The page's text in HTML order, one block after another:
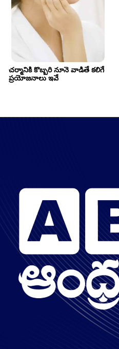
చర్మానికి కొబ్బరి నూనె వాడితే కలిగే
ప్రయోజనాలు ఇవే